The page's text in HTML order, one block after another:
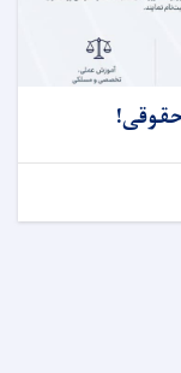
حقوقى!